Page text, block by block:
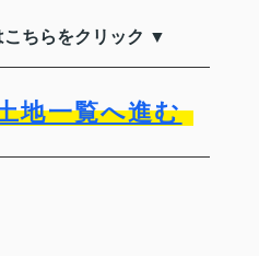
ちらをクリック ▼
地一覧へ進む